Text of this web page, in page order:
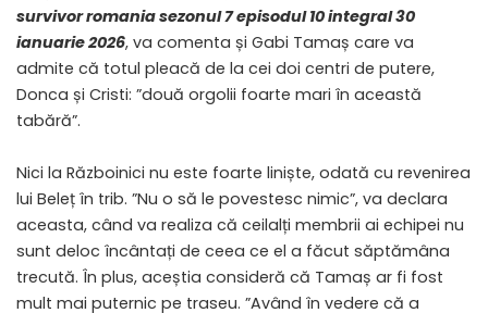
survivor romania sezonul 7 episodul 10 integral 30
ianuarie 2026, va comenta și Gabi Tamaș care va
admite că totul pleacă de la cei doi centri de putere,
Donca și Cristi: ”două orgolii foarte mari în această
tabără”.
Nici la Războinici nu este foarte liniște, odată cu revenirea
lui Beleț în trib. ”Nu o să le povestesc nimic”, va declara
aceasta, când va realiza că ceilalți membrii ai echipei nu
sunt deloc încântați de ceea ce el a făcut săptămâna
trecută. În plus, aceștia consideră că Tamaș ar fi fost
mult mai puternic pe traseu. ”Având în vedere că a